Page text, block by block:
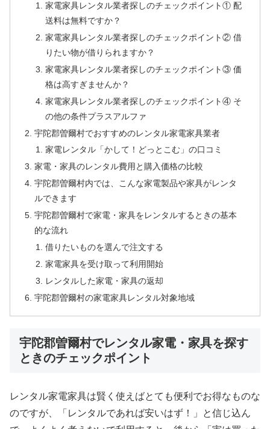
家電家具レンタル業者探しのチェックポイント① 配
送料は無料ですか？
家電家具レンタル業者探しのチェックポイント② 借
りたい物が借りられますか？
家電家具レンタル業者探しのチェックポイント③ 価
格は高すぎませんか？
家電家具レンタル業者探しのチェックポイント④ そ
の他の条件プラスアルファ
宇陀郡曽爾村でおすすめのレンタル家電家具業者
家電レンタル「かして！どっとこむ」の口コミ
家電・家具のレンタル費用と購入価格の比較
宇陀郡曽爾村内では、こんな家電製品や家具がレンタ
ルできます
宇陀郡曽爾村で家電・家具をレンタルするときの基本
的な流れ
借りたいものを選んで注文する
家電家具を受け取って利用開始
レンタルした家電・家具の返却
宇陀郡曽爾村の家電家具レンタル対象地域
宇陀郡曽爾村でレンタル家電・家具を探す
ときのチェックポイント
レンタル家電家具は賢く使えばとても便利でお得なものな
のですが、「レンタルであれば安いはず！」と信じ込ん